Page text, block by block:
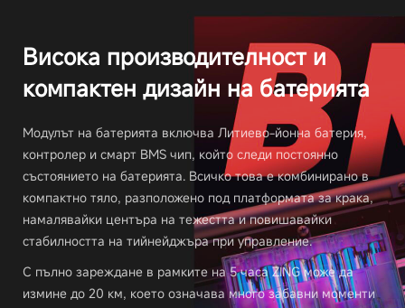
Висока производителност и
компактен дизайн на батерията
Модулът на батерията включва Литиево-йонна батерия,
контролер и смарт BMS чип, който следи постоянно
състоянието на батерията. Всичко това е комбинирано в
компактно тяло, разположено под платформата за крака,
намалявайки центъра на тежестта и повишавайки
стабилността на тийнейджъра при управление.
С пълно зареждане в рамките на 5 часа ZING може да
измине до 20 км, което означава много забавни моменти